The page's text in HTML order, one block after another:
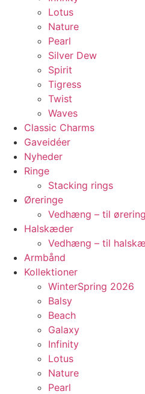
Lotus
Nature
Pearl
Silver Dew
Spirit
Tigress
Twist
Waves
Classic Charms
Gaveidéer
Nyheder
Ringe
Stacking rings
Øreringe
Vedhæng – til
Halskæder
Vedhæng – til
Armbånd
Kollektioner
WinterSpring 2026
Balsy
Beach
Galaxy
Infinity
Lotus
Nature
Pearl